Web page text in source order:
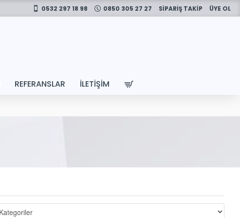
0532 297 18 98 0850 305 27 27 SİPARİŞ TAKİP ÜYE OL
REFERANSLAR İLETIŞIM